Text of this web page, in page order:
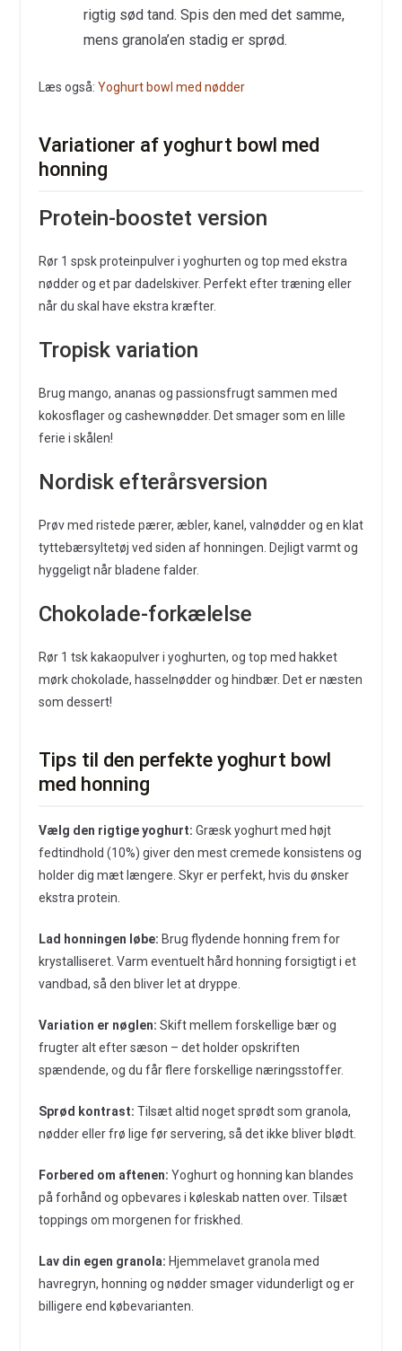
rigtig sød tand. Spis den med det samme,
mens granola’en stadig er sprød.
Læs også: Yoghurt bowl med nødder
Variationer af yoghurt bowl med
honning
Protein-boostet version
Rør 1 spsk proteinpulver i yoghurten og top med ekstra
nødder og et par dadelskiver. Perfekt efter træning eller
når du skal have ekstra kræfter.
Tropisk variation
Brug mango, ananas og passionsfrugt sammen med
kokosflager og cashewnødder. Det smager som en lille
ferie i skålen!
Nordisk efterårsversion
Prøv med ristede pærer, æbler, kanel, valnødder og en klat
tyttebærsyltetøj ved siden af honningen. Dejligt varmt og
hyggeligt når bladene falder.
Chokolade-forkælelse
Rør 1 tsk kakaopulver i yoghurten, og top med hakket
mørk chokolade, hasselnødder og hindbær. Det er næsten
som dessert!
Tips til den perfekte yoghurt bowl
med honning
Vælg den rigtige yoghurt: Græsk yoghurt med højt
fedtindhold (10%) giver den mest cremede konsistens og
holder dig mæt længere. Skyr er perfekt, hvis du ønsker
ekstra protein.
Lad honningen løbe: Brug flydende honning frem for
krystalliseret. Varm eventuelt hård honning forsigtigt i et
vandbad, så den bliver let at dryppe.
Variation er nøglen: Skift mellem forskellige bær og
frugter alt efter sæson – det holder opskriften
spændende, og du får flere forskellige næringsstoffer.
Sprød kontrast: Tilsæt altid noget sprødt som granola,
nødder eller frø lige før servering, så det ikke bliver blødt.
Forbered om aftenen: Yoghurt og honning kan blandes
på forhånd og opbevares i køleskab natten over. Tilsæt
toppings om morgenen for friskhed.
Lav din egen granola: Hjemmelavet granola med
havregryn, honning og nødder smager vidunderligt og er
billigere end købevarianten.